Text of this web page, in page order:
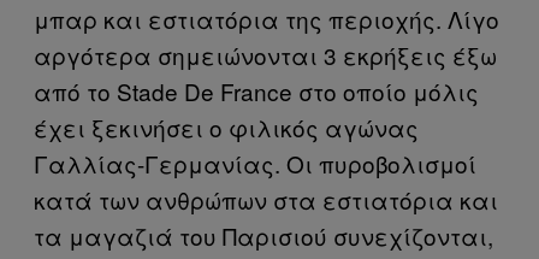
μπαρ και εστιατόρια της περιοχής. Λίγο
αργότερα σημειώνονται 3 εκρήξεις έξω
από το Stade De France στο οποίο μόλις
έχει ξεκινήσει ο φιλικός αγώνας
Γαλλίας-Γερμανίας. Οι πυροβολισμοί
κατά των ανθρώπων στα εστιατόρια και
τα μαγαζιά του Παρισιού συνεχίζονται,